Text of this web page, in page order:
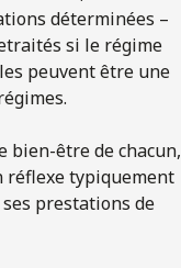
déterminées –
si le régime
peuvent être une
bien-être de chacun,
réflexe typiquement
prestations de